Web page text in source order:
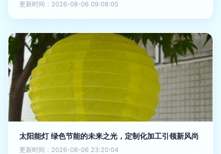
更新时间：2026-08-06 09:08:05
太阳能灯 绿色节能的未来之光，定制化加工引领新风尚
更新时间：2026-08-06 23:20:04